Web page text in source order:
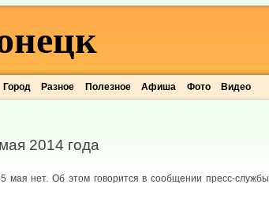
Город Разное Полезное Афиша Фото Видео
2014 года
мая нет. Об этом говорится в сообщении пресс-службы